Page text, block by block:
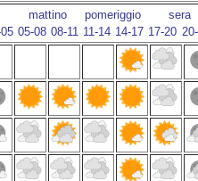
mattino pomeriggio
sera
05-08 08-11 11-14 14-17 17-20